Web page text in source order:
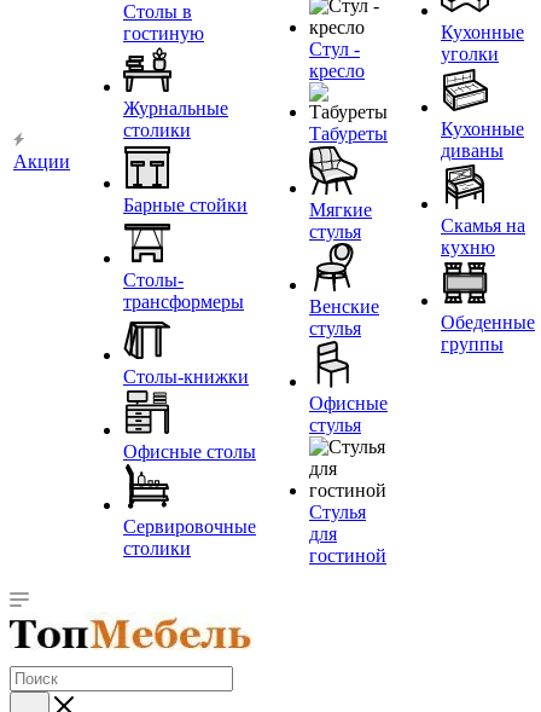
Акции
Столы в
гостиную
Журнальные
столики
Барные стойки
Столы-
трансформеры
Столы-книжки
Офисные столы
Сервировочные
столики
Стул -
кресло
Табуреты
Мягкие
стулья
Венские
стулья
Офисные
стулья
Стулья
для
гостиной
Кухонные
уголки
Кухонные
диваны
Скамья на
кухню
Обеденные
группы